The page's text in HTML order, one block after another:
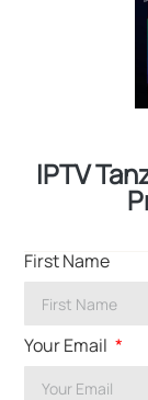
IPTV
First Name
Your Email